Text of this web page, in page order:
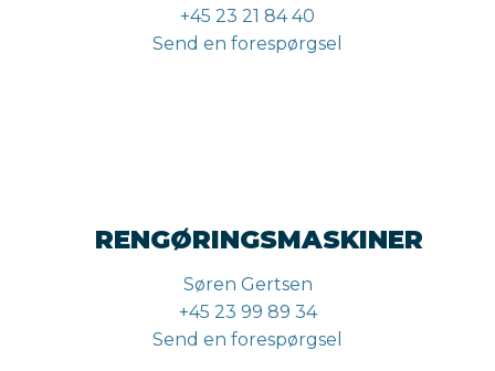
+45 23 21 84 40
Send en forespørgsel
RENGØRINGSMASKINER
Søren Gertsen
+45 23 99 89 34
Send en forespørgsel